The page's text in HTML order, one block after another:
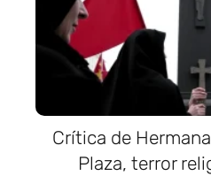
Crítica de
Plaza, terror